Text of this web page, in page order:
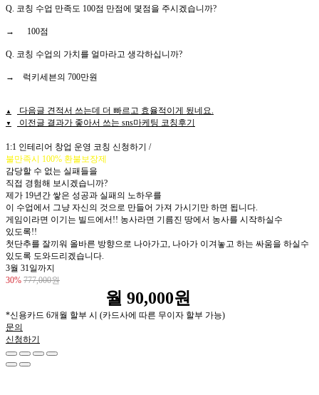
Q. 코칭 수업 만족도 100점 만점에 몇점을 주시겠습니까?
→ 100점
Q. 코칭 수업의 가치를 얼마라고 생각하십니까?
→ 럭키세븐의 700만원
▲ 다음글 견적서 쓰는데 더 빠르고 효율적이게 됬네요.
▼ 이전글 결과가 좋아서 쓰는 sns마케팅 코칭후기
1:1 인테리어 창업 운영 코칭 신청하기 /
불만족시 100% 환불보장제
감당할 수 없는 실패들을
직접 경험해 보시겠습니까?
제가 19년간 쌓은 성공과 실패의 노하우를
이 수업에서 그냥 자신의 것으로 만들어 가져 가시기만 하면 됩니다.
게임이라면 이기는 빌드에서!! 농사라면 기름진 땅에서 농사를 시작하실수
있도록!!
첫단추를 잘끼워 올바른 방향으로 나아가고, 나아가 이겨놓고 하는 싸움을 하실수
있도록 도와드리겠습니다.
3월 31일까지
30% 777,000원
월 90,000원
*신용카드 6개월 할부 시 (카드사에 따른 무이자 할부 가능)
문의
신청하기